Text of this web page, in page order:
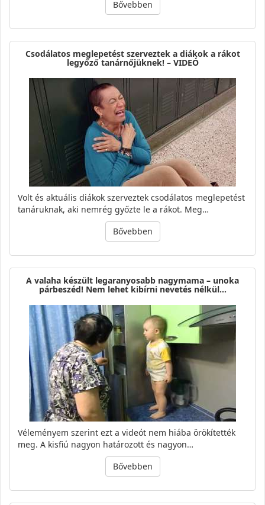
Bővebben
Csodálatos meglepetést szerveztek a diákok a rákot
legyőző tanárnőjüknek! – VIDEÓ
Volt és aktuális diákok szerveztek csodálatos meglepetést
tanáruknak, aki nemrég győzte le a rákot. Meg…
Bővebben
A valaha készült legaranyosabb nagymama – unoka
párbeszéd! Nem lehet kibírni nevetés nélkül…
Véleményem szerint ezt a videót nem hiába örökítették
meg. A kisfiú nagyon határozott és nagyon…
Bővebben